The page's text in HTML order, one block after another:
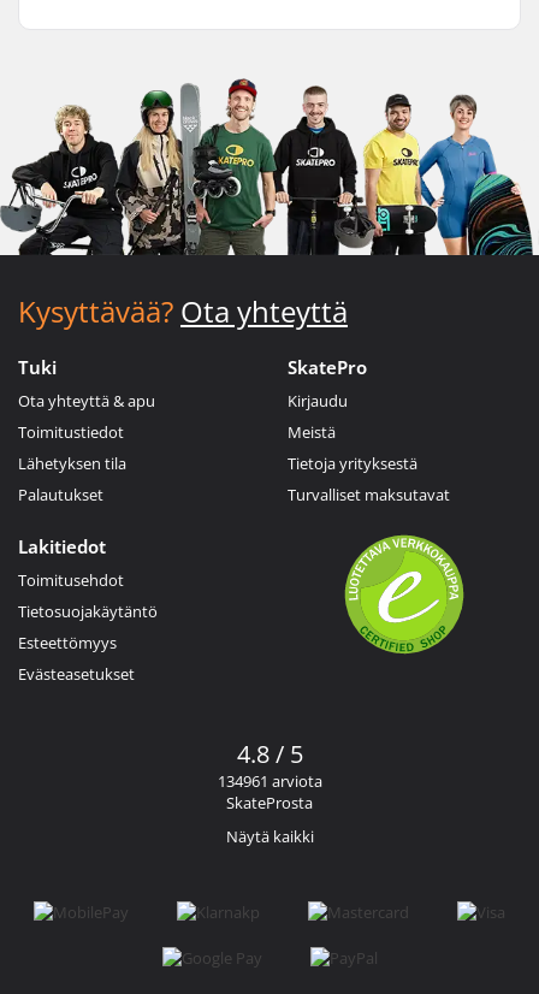
Kysyttävää? Ota yhteyttä
Tuki
Ota yhteyttä & apu
Toimitustiedot
Lähetyksen tila
Palautukset
SkatePro
Kirjaudu
Meistä
Tietoja yrityksestä
Turvalliset maksutavat
Lakitiedot
Toimitusehdot
Tietosuojakäytäntö
Esteettömyys
Evästeasetukset
4.8 / 5
134961 arviota
SkateProsta
Näytä kaikki